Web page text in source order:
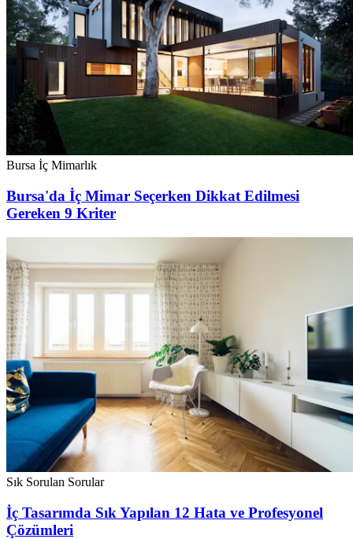
Bursa İç Mimarlık
Bursa'da İç Mimar Seçerken Dikkat Edilmesi
Gereken 9 Kriter
Sık Sorulan Sorular
İç Tasarımda Sık Yapılan 12 Hata ve Profesyonel
Çözümleri